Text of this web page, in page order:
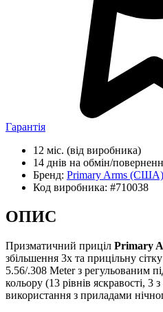
Гарантія
12 міс. (від виробника)
14 днів на обмін/
Бренд: Primary Arms (США)
Код виробника: #710038
ОПИС
Призматичний приціл Primary
збільшення 3х та прицільну
5.56/.308 Meter з регульованим
кольору (13 рівнів яскравості, 3
використання з приладами